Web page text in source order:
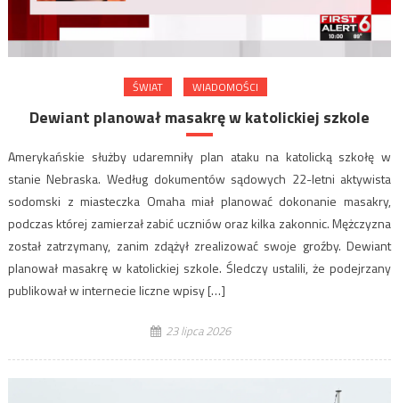
ŚWIAT WIADOMOŚCI
Dewiant planował masakrę w katolickiej szkole
Amerykańskie służby udaremniły plan ataku na katolicką szkołę w
stanie Nebraska. Według dokumentów sądowych 22-letni aktywista
sodomski z miasteczka Omaha miał planować dokonanie masakry,
podczas której zamierzał zabić uczniów oraz kilka zakonnic. Mężczyzna
został zatrzymany, zanim zdążył zrealizować swoje groźby. Dewiant
planował masakrę w katolickiej szkole. Śledczy ustalili, że podejrzany
publikował w internecie liczne wpisy […]
23 lipca 2026